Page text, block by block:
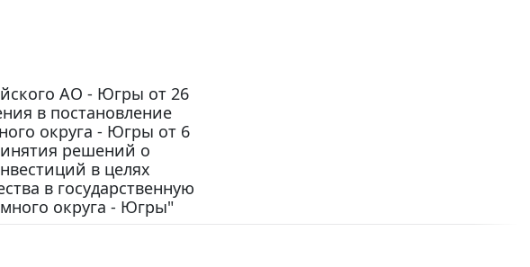
АО - Югры от 26
в постановление
округа - Югры от 6
решений о
в целях
в государственную
округа - Югры"